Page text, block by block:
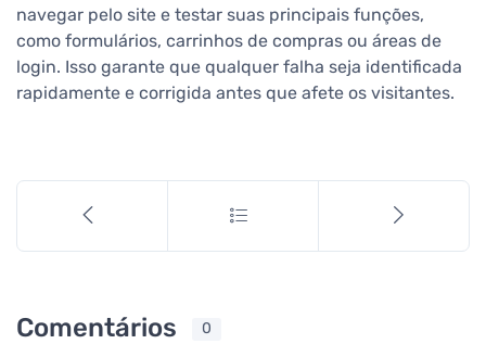
navegar pelo site e testar suas principais funções,
como formulários, carrinhos de compras ou áreas de
login. Isso garante que qualquer falha seja identificada
rapidamente e corrigida antes que afete os visitantes.
Comentários 0